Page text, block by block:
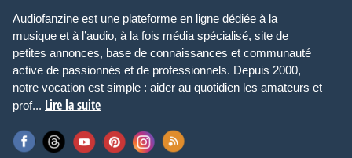
Audiofanzine est une plateforme en ligne dédiée à la
musique et à l’audio, à la fois média spécialisé, site de
petites annonces, base de connaissances et communauté
active de passionnés et de professionnels. Depuis 2000,
notre vocation est simple : aider au quotidien les amateurs et
prof... Lire la suite